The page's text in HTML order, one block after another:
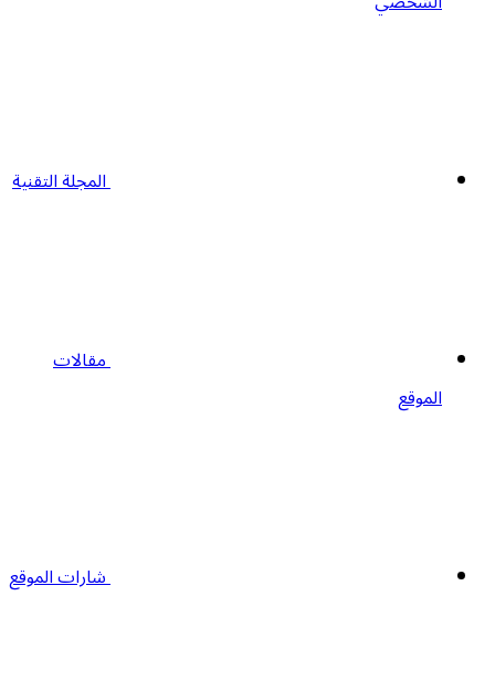
المجلة التقنية
مقالات
الموقع
شارات الموقع